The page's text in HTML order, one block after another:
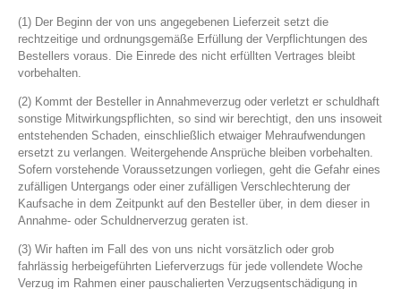
(1) Der Beginn der von uns angegebenen Lieferzeit setzt die
rechtzeitige und ordnungsgemäße Erfüllung der Verpflichtungen des
Bestellers voraus. Die Einrede des nicht erfüllten Vertrages bleibt
vorbehalten.
(2) Kommt der Besteller in Annahmeverzug oder verletzt er schuldhaft
sonstige Mitwirkungspflichten, so sind wir berechtigt, den uns insoweit
entstehenden Schaden, einschließlich etwaiger Mehraufwendungen
ersetzt zu verlangen. Weitergehende Ansprüche bleiben vorbehalten.
Sofern vorstehende Voraussetzungen vorliegen, geht die Gefahr eines
zufälligen Untergangs oder einer zufälligen Verschlechterung der
Kaufsache in dem Zeitpunkt auf den Besteller über, in dem dieser in
Annahme- oder Schuldnerverzug geraten ist.
(3) Wir haften im Fall des von uns nicht vorsätzlich oder grob
fahrlässig herbeigeführten Lieferverzugs für jede vollendete Woche
Verzug im Rahmen einer pauschalierten Verzugsentschädigung in